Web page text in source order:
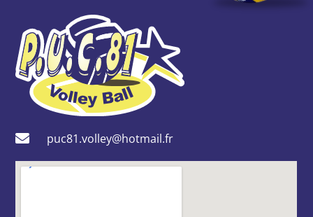
puc81.volley@hotmail.fr